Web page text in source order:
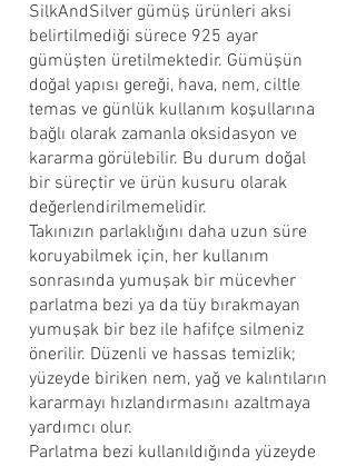
SilkAndSilver gümüş ürünleri aksi
belirtilmediği sürece 925 ayar
gümüşten üretilmektedir. Gümüşün
doğal yapısı gereği, hava, nem, ciltle
temas ve günlük kullanım koşullarına
bağlı olarak zamanla oksidasyon ve
kararma görülebilir. Bu durum doğal
bir süreçtir ve ürün kusuru olarak
değerlendirilmemelidir.
Takınızın parlaklığını daha uzun süre
koruyabilmek için, her kullanım
sonrasında yumuşak bir mücevher
parlatma bezi ya da tüy bırakmayan
yumuşak bir bez ile hafifçe silmeniz
önerilir. Düzenli ve hassas temizlik;
yüzeyde biriken nem, yağ ve kalıntıların
kararmayı hızlandırmasını azaltmaya
yardımcı olur.
Parlatma bezi kullanıldığında yüzeyde